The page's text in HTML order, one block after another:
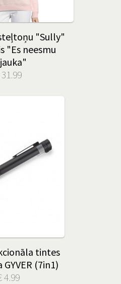
"Sully"
"Es neesmu
tintes
(7in1)
4.99